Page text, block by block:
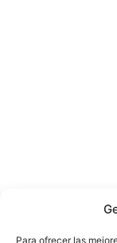
Para ofrecer las